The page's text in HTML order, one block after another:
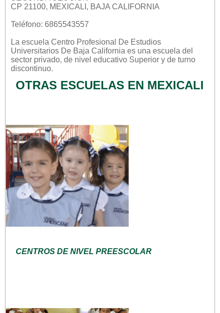
CP 21100, MEXICALI, BAJA CALIFORNIA
Teléfono: 6865543557
La escuela Centro Profesional De Estudios
Universitarios De Baja California es una escuela del
sector privado, de nivel educativo Superior y de turno
discontinuo.
OTRAS ESCUELAS EN MEXICALI
CENTROS DE NIVEL PREESCOLAR